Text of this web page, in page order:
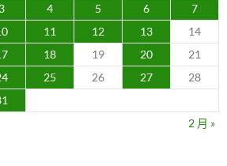
3 4 5 6
7
11 12 13
14
18 19 20
21
25 26 27
28
2 月 »